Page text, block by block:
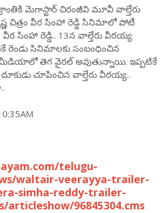
మెగాస్టార్ చిరంజీవి మూవీ వాల్తేరు
చిత్రం వీర సింహా రెడ్డి సినిమాలో పోటీ
సింహా రెడ్డి.. 13న వాల్తేరు వీర‌య్య
రెండు సినిమాల‌కు సంబంధించిన
తెగ వైర‌ల్ అవుతున్నాయి. ఇప్ప‌టికే
చూపించిన వాల్తేరు వీర‌య్య‌..
telugu-
waltair-veerayya-trailer-
simha-reddy-trailer-
articleshow/96845304.cms